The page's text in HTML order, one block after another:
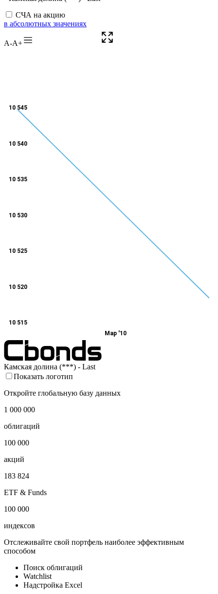
СЧА на акцию
в абсолютных значениях
A-A+
Мар '10
10 515
10 520
10 525
10 530
10 535
10 540
10 545
Камская долина (***) - Last
Показать логотип
Откройте глобальную базу данных
1 000 000
облигаций
100 000
акций
183 824
ETF & Funds
100 000
индексов
Отслеживайте свой портфель наиболее эффективным
способом
Поиск облигаций
Watchlist
Надстройка Excel